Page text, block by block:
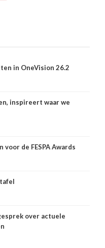
in OneVision 26.2
inspireert waar we
de FESPA Awards
over actuele